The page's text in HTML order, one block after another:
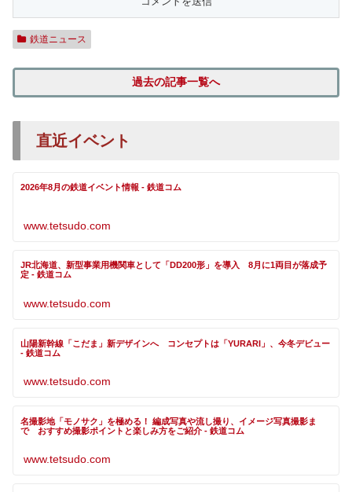
鉄道ニュース
過去の記事一覧へ
直近イベント
2026年8月の鉄道イベント情報 - 鉄道コム
www.tetsudo.com
JR北海道、新型事業用機関車として「DD200形」を導入 8月に1両目が落成予
定 - 鉄道コム
www.tetsudo.com
山陽新幹線「こだま」新デザインへ コンセプトは「YURARI」、今冬デビュー
- 鉄道コム
www.tetsudo.com
名撮影地「モノサク」を極める！ 編成写真や流し撮り、イメージ写真撮影ま
で おすすめ撮影ポイントと楽しみ方をご紹介 - 鉄道コム
www.tetsudo.com